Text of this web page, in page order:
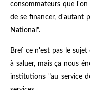
consommateurs que
de se financer, d'autant
National".
Bref ce n'est pas le
à saluer, mais ça nous
institutions "au service